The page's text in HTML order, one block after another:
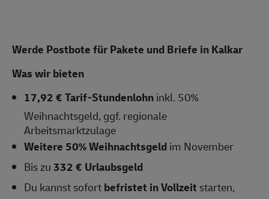
Werde Postbote für Pakete und Briefe in Kalkar
Was wir bieten
17,92 € Tarif-Stundenlohninkl. 50%
Weihnachtsgeld, ggf. regionale
Arbeitsmarktzulage
Weitere 50% Weihnachtsgeldim November
Bis zu332 € Urlaubsgeld
Du kannst sofortbefristet in Vollzeit starten,